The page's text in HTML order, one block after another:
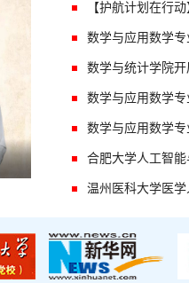
【护航计划在行
数学与应用数学
数学与统计学院
数学与应用数学
数学与应用数学
合肥大学人工智
温州医科大学医